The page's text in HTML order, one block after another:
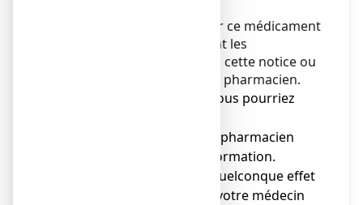
Vous devez toujours utiliser ce médicament
en suivant scrupuleusement les
informations fournies dans cette notice ou
par votre médecin ou votre pharmacien.
● Gardez cette notice. Vous pourriez
● Adressez-vous à votre pharmacien
pour tout conseil ou information.
● Si vous ressentez un quelconque effet
indésirable, parlez-en à votre médecin